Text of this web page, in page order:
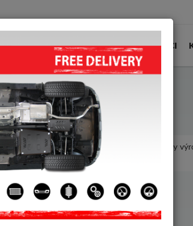
DOPRAVA FEEDBACK PRODEJCI
Peugeot, model Peugeot 306, pro různé roky
ceny. Kryt pod motor Peugeot 306.